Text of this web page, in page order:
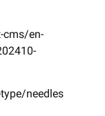
en-
needles